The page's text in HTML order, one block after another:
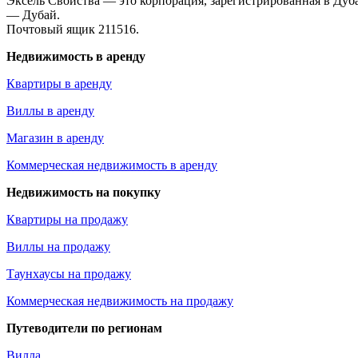
— Дубай.
Почтовый ящик 211516.
Недвижимость в аренду
Квартиры в аренду
Виллы в аренду
Магазин в аренду
Коммерческая недвижимость в аренду
Недвижимость на покупку
Квартиры на продажу
Виллы на продажу
Таунхаусы на продажу
Коммерческая недвижимость на продажу
Путеводители по регионам
Вилла